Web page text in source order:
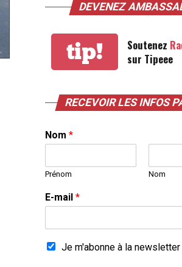
DEVENEZ
tip! Soutenez
sur Tipeee
RECEVOIR LES INFOS
Nom *
Prénom Nom
E-mail *
Je m'abonne à la newsletter